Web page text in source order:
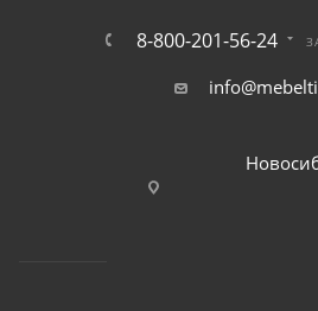
8-800-201-56-24